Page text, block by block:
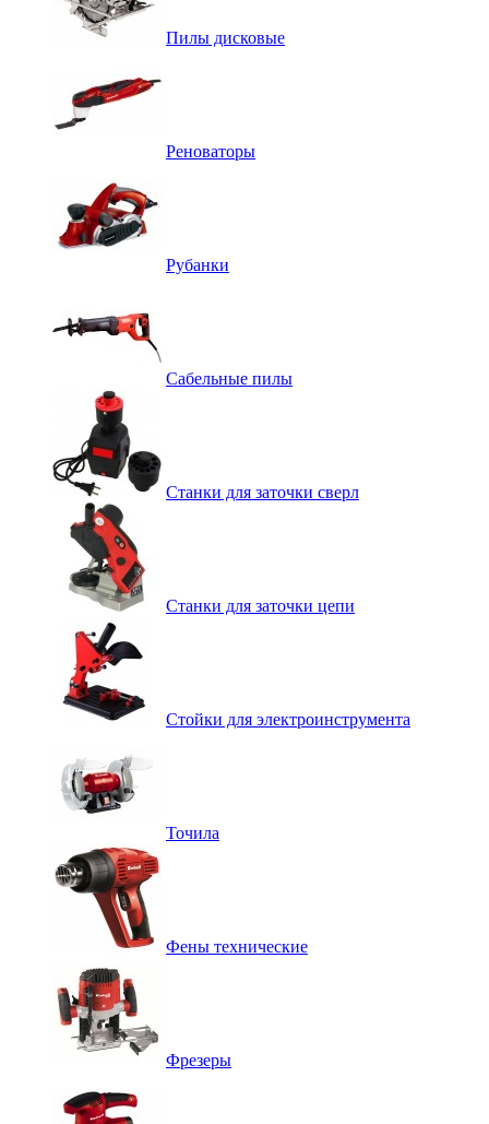
Пилы дисковые
Реноваторы
Рубанки
Сабельные пилы
Станки для заточки сверл
Станки для заточки цепи
Стойки для электроинструмента
Точила
Фены технические
Фрезеры